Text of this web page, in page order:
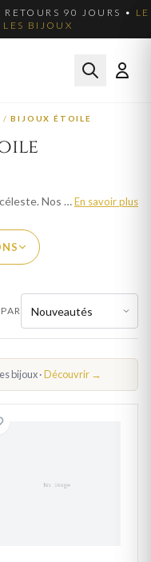
90 JOURS • LE
BIJOUX
/ BIJOUX ÉTOILE
L'étoile illumine la joaillerie de son éclat céleste. Nos bijoux étoile captent la lumière et symbolisent les rêves, l'espoir et la guidance. En or, argent et plaqué or. Livraison offerte en France.En savoir plus
bijoux ·Découvrir →
Étoile de David